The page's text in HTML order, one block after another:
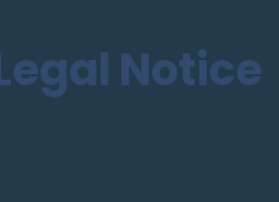
Notice